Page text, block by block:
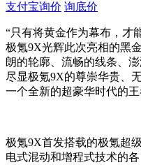
支付宝询价 询底价
“只有将黄金作为幕布，才
极氪9X光辉此次亮相的黑
朗的轮廓、流畅的线条、
尽显极氪9X的尊崇华贵、
一个全新的超豪华时代的王
极氪9X首发搭载的极氪超
电式混动和增程式技术的